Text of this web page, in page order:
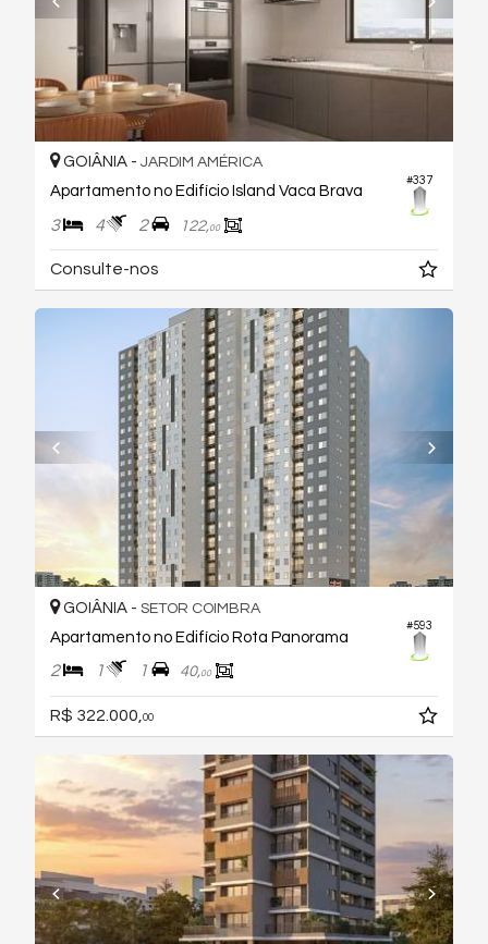
#337
GOIÂNIA - JARDIM AMÉRICA
Apartamento no Edifício Island Vaca Brava
3 4 2 122,00
Consulte-nos
#593
GOIÂNIA - SETOR COIMBRA
Apartamento no Edifício Rota Panorama
2 1 1 40,00
R$ 322.000, 00